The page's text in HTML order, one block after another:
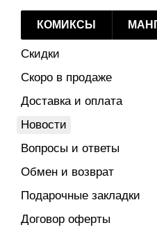
КОМИКСЫ
Скидки
Скоро в продаже
Доставка и оплата
Новости
Вопросы и ответы
Обмен и возврат
Подарочные закладки
Договор оферты